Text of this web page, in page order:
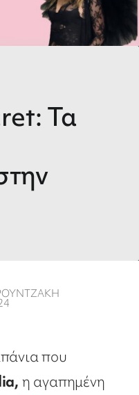
Τα
που
η αγαπημένη